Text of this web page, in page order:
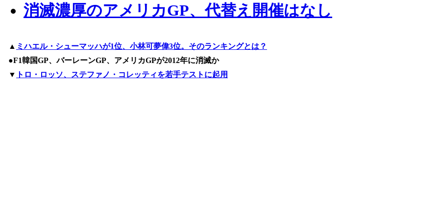
消滅濃厚のアメリカGP、代替え開催はなし
▲ ミハエル・シューマッハが1位、小林可夢偉3位。そのランキングとは？
●F1韓国GP、バーレーンGP、アメリカGPが2012年に消滅か
▼ トロ・ロッソ、ステファノ・コレッティを若手テストに起用